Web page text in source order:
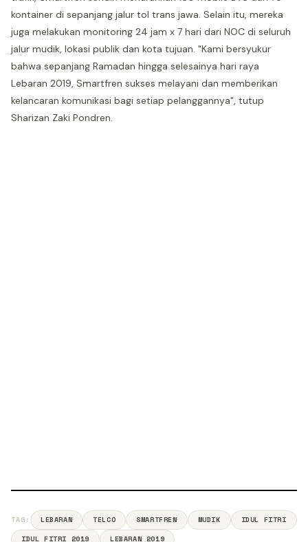
kontainer di sepanjang jalur tol trans jawa. Selain itu, mereka
juga melakukan monitoring 24 jam x 7 hari dari NOC di seluruh
jalur mudik, lokasi publik dan kota tujuan. "Kami bersyukur
bahwa sepanjang Ramadan hingga selesainya hari raya
Lebaran 2019, Smartfren sukses melayani dan memberikan
kelancaran komunikasi bagi setiap pelanggannya", tutup
Sharizan Zaki Pondren.
TAG: LEBARAN TELCO SMARTFREN MUDIK
IDUL FITRI
IDUL FITRI 2019
LEBARAN 2019